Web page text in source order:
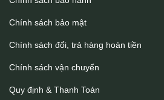
Chính sách bảo mật
Chính sách đổi, trả hàng hoàn tiền
Chính sách vận chuyển
Quy định & Thanh Toán